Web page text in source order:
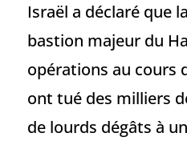
Israël a déclaré que
bastion majeur du
opérations au cours
ont tué des milliers
de lourds dégâts à